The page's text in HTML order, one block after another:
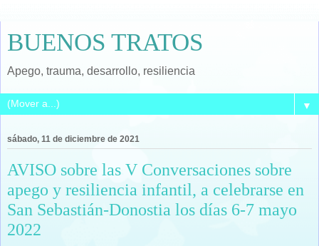
BUENOS TRATOS
Apego, trauma, desarrollo, resiliencia
▼
sábado, 11 de diciembre de 2021
AVISO sobre las V Conversaciones sobre
apego y resiliencia infantil, a celebrarse en
San Sebastián-Donostia los días 6-7 mayo
2022